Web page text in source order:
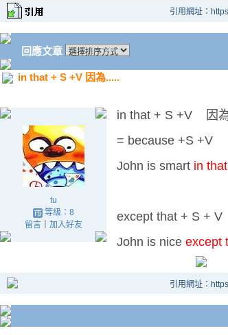
引用網址：
回應文章
in that + S +V 因為.....
tu
等級：8
留言｜ 加入好友
in that + S +V 因
= because +S +V
John is smart in that
except that + S +
John is nice except
引用網址：